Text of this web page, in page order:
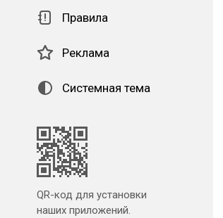
Правила
Реклама
Системная тема
QR-код для установки
наших приложений.